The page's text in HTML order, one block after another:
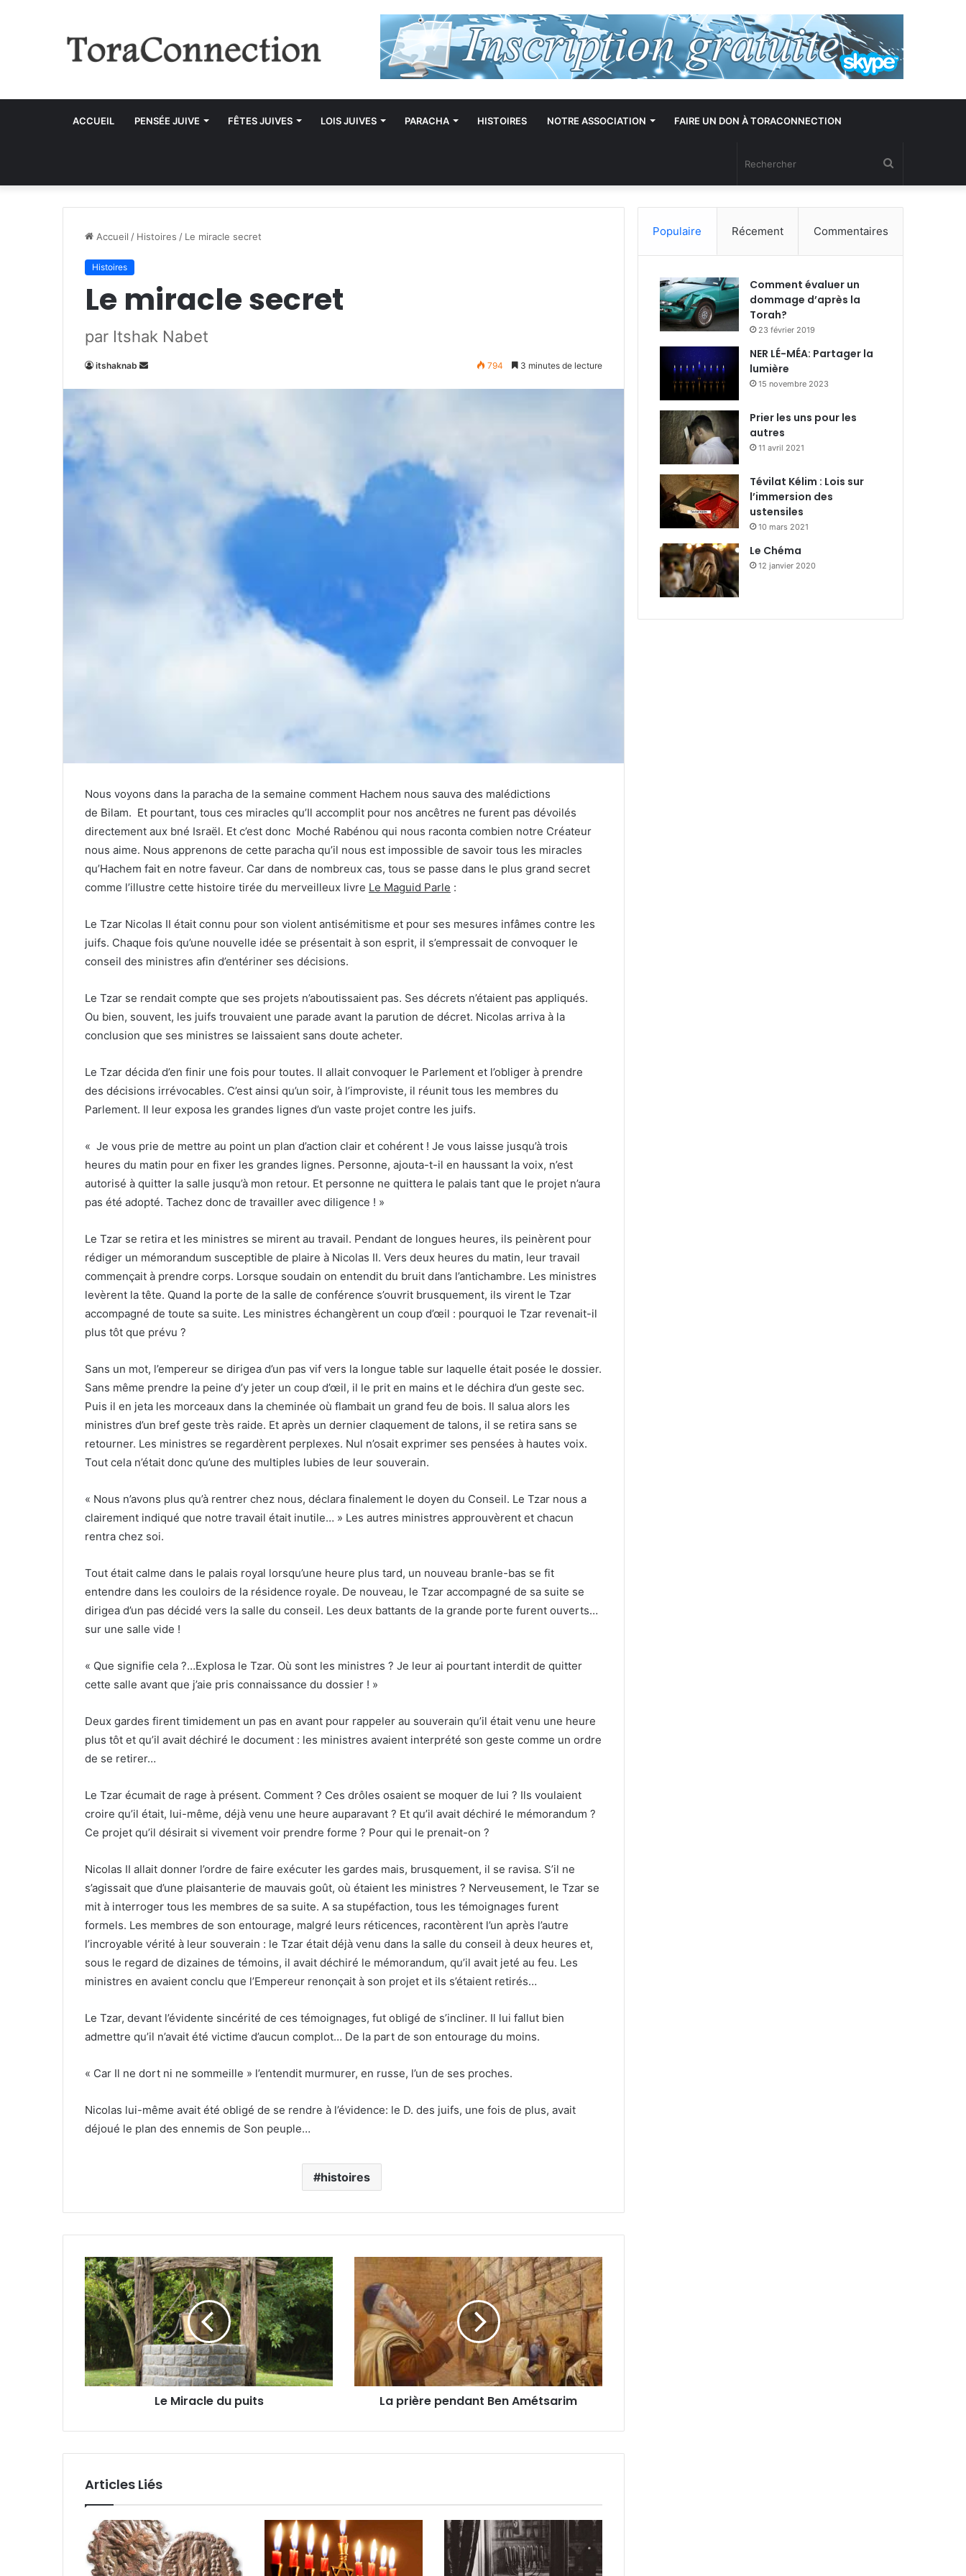
ACCUEIL PENSÉE JUIVE FÊTES JUIVES LOIS JUIVES PARACHA HISTOIRES NOTRE ASSOCIATION FAIRE UN DON À TORACONNECTION
Accueil / Histoires / Le miracle secret
Histoires
Le miracle secret
par Itshak Nabet
itshaknab
Envoyer
794 3 minutes de lecture
Nous voyons dans la paracha de la semaine comment Hachem nous sauva des malédictions
de Bilam. Et pourtant, tous ces miracles qu’Il accomplit pour nos ancêtres ne furent pas dévoilés
directement aux bné Israël. Et c’est donc Moché Rabénou qui nous raconta combien notre Créateur
nous aime. Nous apprenons de cette paracha qu’il nous est impossible de savoir tous les miracles
qu’Hachem fait en notre faveur. Car dans de nombreux cas, tous se passe dans le plus grand secret
comme l’illustre cette histoire tirée du merveilleux livre Le Maguid Parle :
Le Tzar Nicolas II était connu pour son violent antisémitisme et pour ses mesures infâmes contre les
juifs. Chaque fois qu’une nouvelle idée se présentait à son esprit, il s’empressait de convoquer le
conseil des ministres afin d’entériner ses décisions.
Le Tzar se rendait compte que ses projets n’aboutissaient pas. Ses décrets n’étaient pas appliqués.
Ou bien, souvent, les juifs trouvaient une parade avant la parution de décret. Nicolas arriva à la
conclusion que ses ministres se laissaient sans doute acheter.
Le Tzar décida d’en finir une fois pour toutes. Il allait convoquer le Parlement et l’obliger à prendre
des décisions irrévocables. C’est ainsi qu’un soir, à l’improviste, il réunit tous les membres du
Parlement. Il leur exposa les grandes lignes d’un vaste projet contre les juifs.
« Je vous prie de mettre au point un plan d’action clair et cohérent ! Je vous laisse jusqu’à trois
heures du matin pour en fixer les grandes lignes. Personne, ajouta-t-il en haussant la voix, n’est
autorisé à quitter la salle jusqu’à mon retour. Et personne ne quittera le palais tant que le projet n’aura
pas été adopté. Tachez donc de travailler avec diligence ! »
Le Tzar se retira et les ministres se mirent au travail. Pendant de longues heures, ils peinèrent pour
rédiger un mémorandum susceptible de plaire à Nicolas II. Vers deux heures du matin, leur travail
commençait à prendre corps. Lorsque soudain on entendit du bruit dans l’antichambre. Les ministres
levèrent la tête. Quand la porte de la salle de conférence s’ouvrit brusquement, ils virent le Tzar
accompagné de toute sa suite. Les ministres échangèrent un coup d’œil : pourquoi le Tzar revenait-il
plus tôt que prévu ?
Sans un mot, l’empereur se dirigea d’un pas vif vers la longue table sur laquelle était posée le dossier.
Sans même prendre la peine d’y jeter un coup d’œil, il le prit en mains et le déchira d’un geste sec.
Puis il en jeta les morceaux dans la cheminée où flambait un grand feu de bois. Il salua alors les
ministres d’un bref geste très raide. Et après un dernier claquement de talons, il se retira sans se
retourner. Les ministres se regardèrent perplexes. Nul n’osait exprimer ses pensées à hautes voix.
Tout cela n’était donc qu’une des multiples lubies de leur souverain.
« Nous n’avons plus qu’à rentrer chez nous, déclara finalement le doyen du Conseil. Le Tzar nous a
clairement indiqué que notre travail était inutile… » Les autres ministres approuvèrent et chacun
rentra chez soi.
Tout était calme dans le palais royal lorsqu’une heure plus tard, un nouveau branle-bas se fit
entendre dans les couloirs de la résidence royale. De nouveau, le Tzar accompagné de sa suite se
dirigea d’un pas décidé vers la salle du conseil. Les deux battants de la grande porte furent ouverts…
sur une salle vide !
« Que signifie cela ?…Explosa le Tzar. Où sont les ministres ? Je leur ai pourtant interdit de quitter
cette salle avant que j’aie pris connaissance du dossier ! »
Deux gardes firent timidement un pas en avant pour rappeler au souverain qu’il était venu une heure
plus tôt et qu’il avait déchiré le document : les ministres avaient interprété son geste comme un ordre
de se retirer…
Le Tzar écumait de rage à présent. Comment ? Ces drôles osaient se moquer de lui ? Ils voulaient
croire qu’il était, lui-même, déjà venu une heure auparavant ? Et qu’il avait déchiré le mémorandum ?
Ce projet qu’il désirait si vivement voir prendre forme ? Pour qui le prenait-on ?
Nicolas II allait donner l’ordre de faire exécuter les gardes mais, brusquement, il se ravisa. S’il ne
s’agissait que d’une plaisanterie de mauvais goût, où étaient les ministres ? Nerveusement, le Tzar se
mit à interroger tous les membres de sa suite. A sa stupéfaction, tous les témoignages furent
formels. Les membres de son entourage, malgré leurs réticences, racontèrent l’un après l’autre
l’incroyable vérité à leur souverain : le Tzar était déjà venu dans la salle du conseil à deux heures et,
sous le regard de dizaines de témoins, il avait déchiré le mémorandum, qu’il avait jeté au feu. Les
ministres en avaient conclu que l’Empereur renonçait à son projet et ils s’étaient retirés…
Le Tzar, devant l’évidente sincérité de ces témoignages, fut obligé de s’incliner. Il lui fallut bien
admettre qu’il n’avait été victime d’aucun complot… De la part de son entourage du moins.
« Car Il ne dort ni ne sommeille » l’entendit murmurer, en russe, l’un de ses proches.
Nicolas lui-même avait été obligé de se rendre à l’évidence: le D. des juifs, une fois de plus, avait
déjoué le plan des ennemis de Son peuple…
histoires
Le Miracle du puits La prière pendant Ben Amétsarim
Articles Liés
Populaire Récement Commentaires
Comment évaluer un
dommage d’après la
Torah?
23 février 2019
NER LÉ-MÉA: Partager la
lumière
15 novembre 2023
Prier les uns pour les
autres
11 avril 2021
Tévilat Kélim : Lois sur
l’immersion des
ustensiles
10 mars 2021
Le Chéma
12 janvier 2020